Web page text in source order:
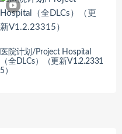
医院计划/Project Hospital
（全DLCs）（更新V1.2.2331
5）